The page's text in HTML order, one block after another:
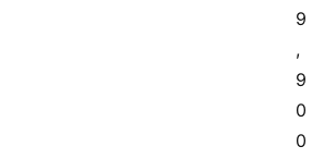
9
,
9
0
0